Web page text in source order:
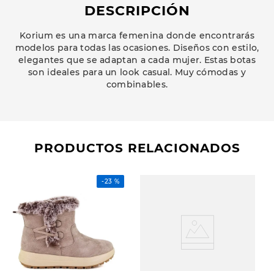
DESCRIPCIÓN
Korium es una marca femenina donde encontrarás
modelos para todas las ocasiones. Diseños con estilo,
elegantes que se adaptan a cada mujer. Estas botas
son ideales para un look casual. Muy cómodas y
combinables.
PRODUCTOS RELACIONADOS
-23 %